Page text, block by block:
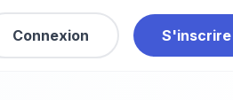
Connexion S'inscrire